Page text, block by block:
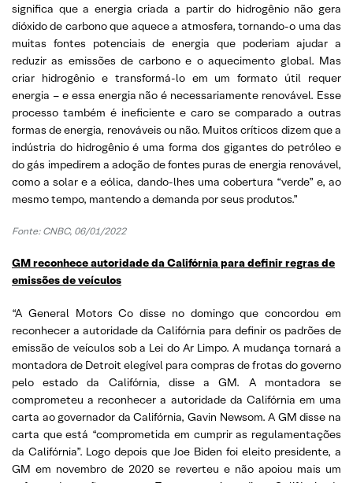
significa que a energia criada a partir do hidrogênio não gera
dióxido de carbono que aquece a atmosfera, tornando-o uma das
muitas fontes potenciais de energia que poderiam ajudar a
reduzir as emissões de carbono e o aquecimento global. Mas
criar hidrogênio e transformá-lo em um formato útil requer
energia – e essa energia não é necessariamente renovável. Esse
processo também é ineficiente e caro se comparado a outras
formas de energia, renováveis ou não. Muitos críticos dizem que a
indústria do hidrogênio é uma forma dos gigantes do petróleo e
do gás impedirem a adoção de fontes puras de energia renovável,
como a solar e a eólica, dando-lhes uma cobertura “verde” e, ao
mesmo tempo, mantendo a demanda por seus produtos.”
Fonte: CNBC, 06/01/2022
GM reconhece autoridade da Califórnia para definir regras de
emissões de veículos
“A General Motors Co disse no domingo que concordou em
reconhecer a autoridade da Califórnia para definir os padrões de
emissão de veículos sob a Lei do Ar Limpo. A mudança tornará a
montadora de Detroit elegível para compras de frotas do governo
pelo estado da Califórnia, disse a GM. A montadora se
comprometeu a reconhecer a autoridade da Califórnia em uma
carta ao governador da Califórnia, Gavin Newsom. A GM disse na
carta que está “comprometida em cumprir as regulamentações
da Califórnia”. Logo depois que Joe Biden foi eleito presidente, a
GM em novembro de 2020 se reverteu e não apoiou mais um